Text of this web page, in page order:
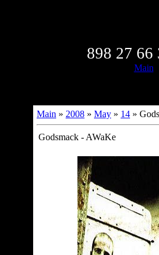
898 27
Main
Main » 2008 » May » 14 »
Godsmack - AWaKe